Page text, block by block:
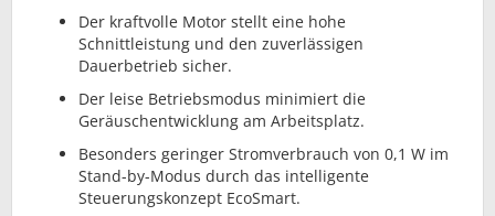
Der kraftvolle Motor stellt eine hohe
Schnittleistung und den zuverlässigen
Dauerbetrieb sicher.
Der leise Betriebsmodus minimiert die
Geräuschentwicklung am Arbeitsplatz.
Besonders geringer Stromverbrauch von 0,1 W im
Stand-by-Modus durch das intelligente
Steuerungskonzept EcoSmart.